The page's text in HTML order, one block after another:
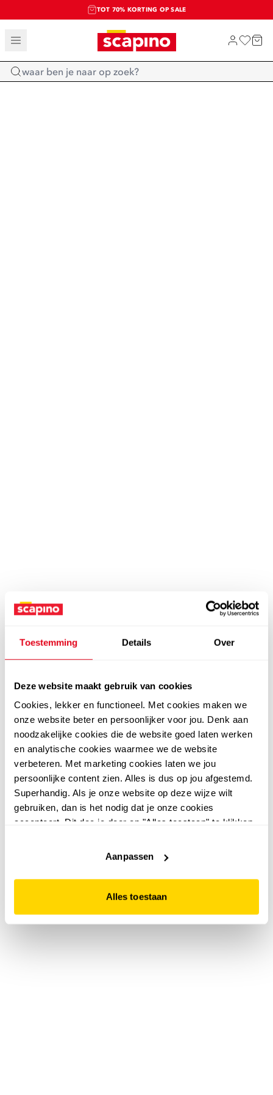
Toestemming Details Over
Deze website maakt gebruik van cookies
Cookies, lekker en functioneel. Met cookies maken we
onze website beter en persoonlijker voor jou. Denk aan
noodzakelijke cookies die de website goed laten werken
en analytische cookies waarmee we de website
verbeteren. Met marketing cookies laten we jou
persoonlijke content zien. Alles is dus op jou afgestemd.
Superhandig. Als je onze website op deze wijze wilt
gebruiken, dan is het nodig dat je onze cookies
accepteert. Dit doe je door op "Alles toestaan" te klikken.
website niet optimaal functioneert.
Aanpassen
Alles toestaan
TOT 70% KORTING OP SALE
SALE: LAATSTE KANS!
SHOP NIEUW
Home